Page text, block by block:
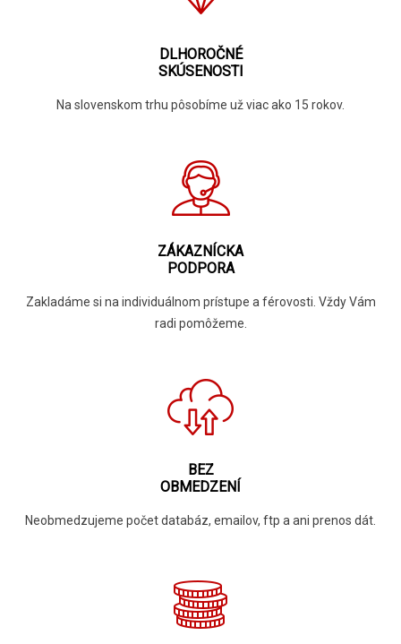
DLHOROČNÉ
SKÚSENOSTI
Na slovenskom trhu pôsobíme už viac ako 15 rokov.
ZÁKAZNÍCKA
PODPORA
Zakladáme si na individuálnom prístupe a férovosti. Vždy Vám
radi pomôžeme.
BEZ
OBMEDZENÍ
Neobmedzujeme počet databáz, emailov, ftp a ani prenos dát.